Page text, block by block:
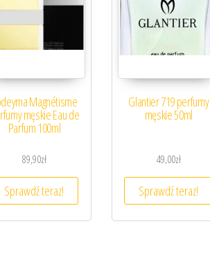
Magnétisme
męskie Eau de
Parfum 100ml
89,90zł
Sprawdź teraz!
Glantier 719 perfumy
męskie 50ml
49,00zł
Sprawdź teraz!